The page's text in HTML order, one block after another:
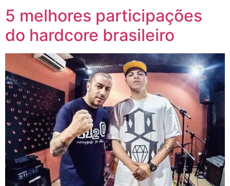
5 melhores participações
do hardcore brasileiro